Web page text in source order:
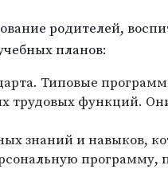
родителей,
планов:
Типовые
трудовых функций.
знаний и навыков,
программу,